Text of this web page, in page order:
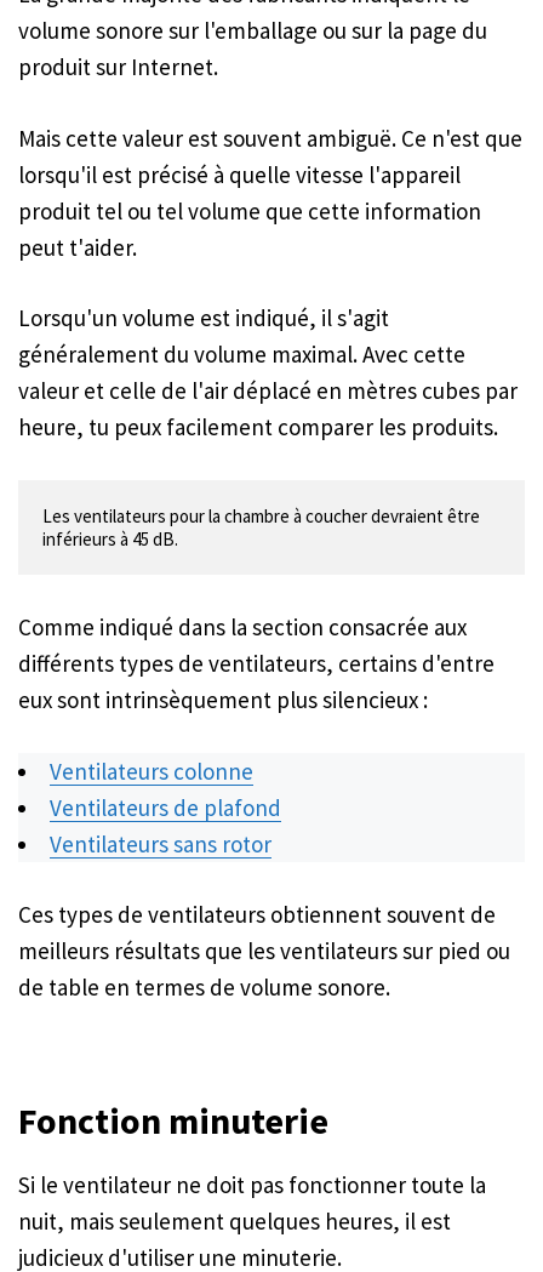
volume sonore sur l'emballage ou sur la page du
produit sur Internet.
Mais cette valeur est souvent ambiguë. Ce n'est que
lorsqu'il est précisé à quelle vitesse l'appareil
produit tel ou tel volume que cette information
peut t'aider.
Lorsqu'un volume est indiqué, il s'agit
généralement du volume maximal. Avec cette
valeur et celle de l'air déplacé en mètres cubes par
heure, tu peux facilement comparer les produits.
Les ventilateurs pour la chambre à coucher devraient être
Comme indiqué dans la section consacrée aux
différents types de ventilateurs, certains d'entre
eux sont intrinsèquement plus silencieux :
Ventilateurs colonne
Ventilateurs de plafond
Ventilateurs sans rotor
Ces types de ventilateurs obtiennent souvent de
meilleurs résultats que les ventilateurs sur pied ou
de table en termes de volume sonore.
Fonction minuterie
Si le ventilateur ne doit pas fonctionner toute la
nuit, mais seulement quelques heures, il est
judicieux d'utiliser une minuterie.